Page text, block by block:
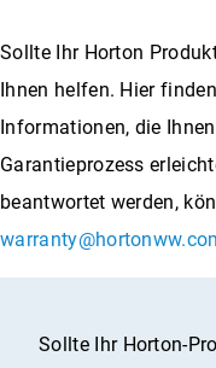
Sollte Ihr Horton
Ihnen helfen. Hier
Informationen, die
Garantieprozess
beantwortet werden,
Sollte Ihr Horton-